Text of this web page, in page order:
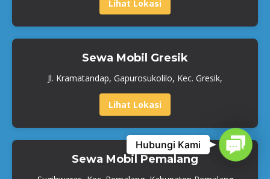
Lihat Lokasi
Sewa Mobil Gresik
Jl. Kramatandap, Gapurosukolilo, Kec. Gresik,
Lihat Lokasi
Sewa Mobil Pemalang
Hubungi Kami